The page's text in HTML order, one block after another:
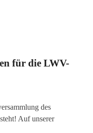
für die LWV-
des
Auf unserer